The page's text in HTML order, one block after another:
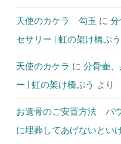
天使のカケラ 勾玉 に
セサリー | 虹の架け橋ぷう
天使のカケラ に 分骨壷
ー | 虹の架け橋ぷう より
お遺骨のご安置方法 パ
に埋葬してあげないとい